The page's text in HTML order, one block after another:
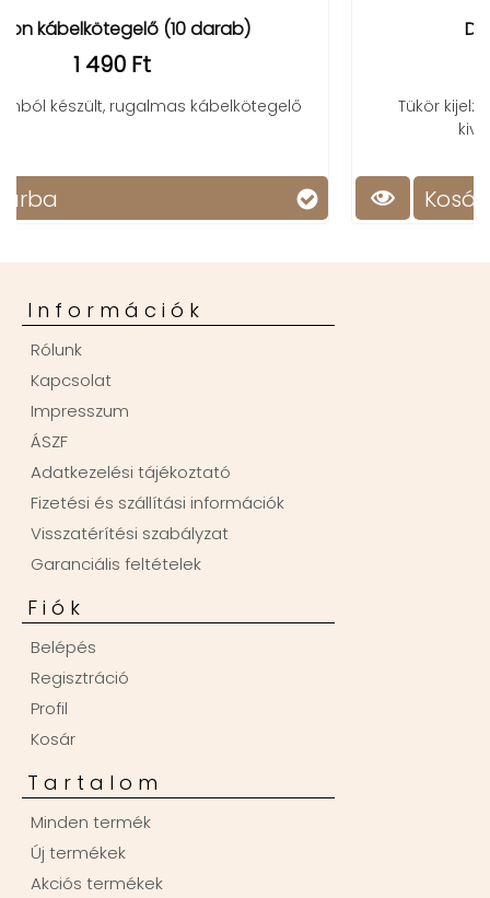
DCX-673 projektoros óra
Tükör kijelzős ébresztőóra, piros projektoros
Információk
Rólunk
Kapcsolat
Impresszum
ÁSZF
Adatkezelési tájékoztató
Fizetési és szállítási információk
Visszatérítési szabályzat
Garanciális feltételek
Fiók
Belépés
Regisztráció
Profil
Kosár
Tartalom
Minden termék
Új termékek
Akciós termékek